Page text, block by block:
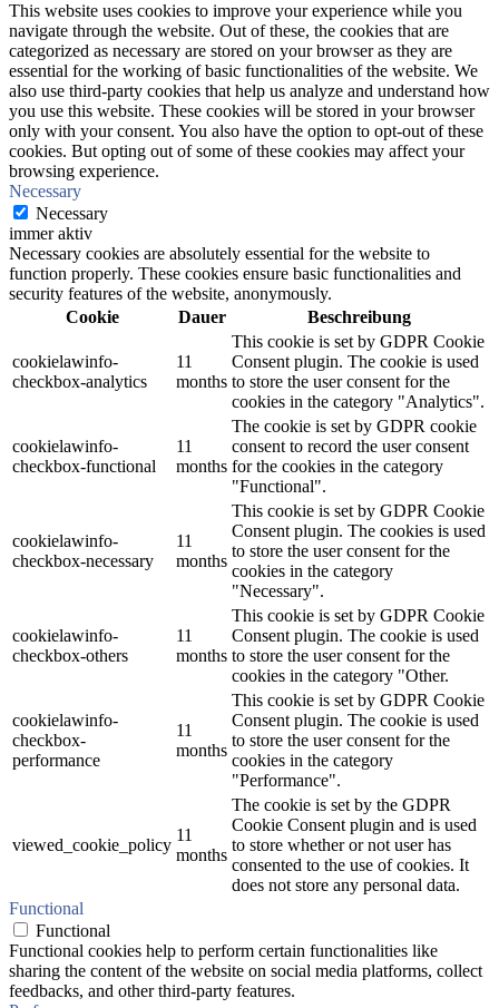
This website uses cookies to improve your experience while you
navigate through the website. Out of these, the cookies that are
categorized as necessary are stored on your browser as they are
essential for the working of basic functionalities of the website. We
also use third-party cookies that help us analyze and understand how
you use this website. These cookies will be stored in your browser
only with your consent. You also have the option to opt-out of these
cookies. But opting out of some of these cookies may affect your
browsing experience.
Necessary
Necessary
immer aktiv
Necessary cookies are absolutely essential for the website to
function properly. These cookies ensure basic functionalities and
security features of the website, anonymously.
Cookie
Dauer Beschreibung
cookielawinfo-
checkbox-analytics
11
months
This cookie is set by GDPR Cookie
Consent plugin. The cookie is used
to store the user consent for the
cookies in the category "Analytics".
cookielawinfo-
checkbox-functional
11
months
The cookie is set by GDPR cookie
consent to record the user consent
for the cookies in the category
"Functional".
cookielawinfo-
checkbox-necessary
11
months
This cookie is set by GDPR Cookie
Consent plugin. The cookies is used
to store the user consent for the
cookies in the category
"Necessary".
cookielawinfo-
checkbox-others
11
months
This cookie is set by GDPR Cookie
Consent plugin. The cookie is used
to store the user consent for the
cookies in the category "Other.
cookielawinfo-
checkbox-
performance
11
months
This cookie is set by GDPR Cookie
Consent plugin. The cookie is used
to store the user consent for the
cookies in the category
"Performance".
viewed_cookie_policy
11
months
The cookie is set by the GDPR
Cookie Consent plugin and is used
to store whether or not user has
consented to the use of cookies. It
does not store any personal data.
Functional
Functional
Functional cookies help to perform certain functionalities like
sharing the content of the website on social media platforms, collect
feedbacks, and other third-party features.